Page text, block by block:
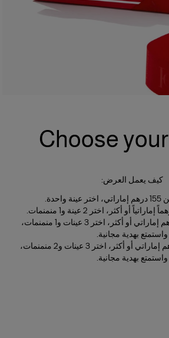
Choose
كيف يعمل العرض:
الطلبات بقيمة 300 درهم إماراتي أو أكثر، اختر 3 عينات و1 منمنمات،
واستمتع بهدية مجانية.
الطلبات بقيمة 500 درهم إماراتي أو أكثر، اختر 3 عينات و2 منمنمات،
واستمتع بهدية مجانية.